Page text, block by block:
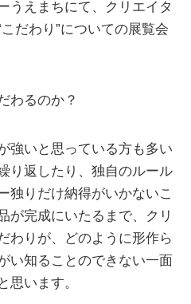
うえまちにて、クリエイタ
だわり”についての展覧会
わるのか？
強いと思っている方も多い
り返したり、独自のルール
独りだけ納得がいかないこ
が完成にいたるまで、クリ
わりが、どのように形作ら
い知ることのできない一面
思います。